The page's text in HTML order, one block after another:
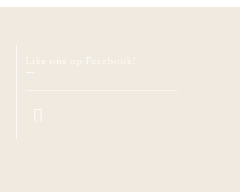
Like ons op Facebook!